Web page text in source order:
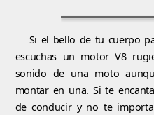
Si el bello de tu cuerpo
escuchas un motor V8
sonido de una moto
montar en una. Si te
de conducir y no te